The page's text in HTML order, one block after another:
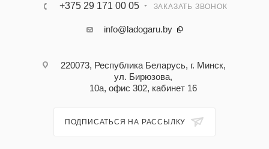
+375 29 171 00 05 ЗАКАЗАТЬ ЗВОНОК
info@ladogaru.by
220073, Республика Беларусь, г. Минск,
ул. Бирюзова,
10а, офис 302, кабинет 16
ПОДПИСАТЬСЯ НА РАССЫЛКУ